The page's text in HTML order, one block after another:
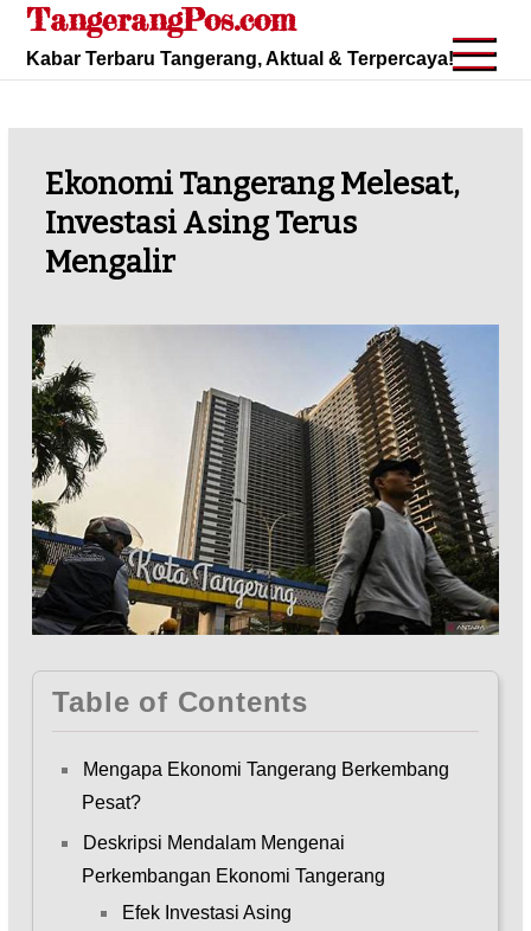
Skip
content
TangerangPos.com
Kabar Terbaru Tangerang, Aktual & Terpercaya!
Ekonomi Tangerang Melesat,
Investasi Asing Terus
Mengalir
Table of Contents
Mengapa Ekonomi Tangerang Berkembang
Pesat?
Deskripsi Mendalam Mengenai
Perkembangan Ekonomi Tangerang
Efek Investasi Asing